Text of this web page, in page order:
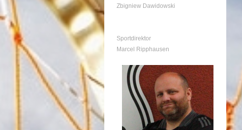
Zbigniew Dawidowski
Sportdirektor
Marcel Ripphausen